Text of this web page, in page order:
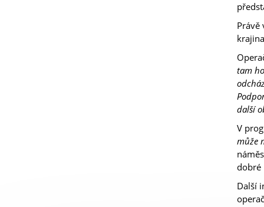
Právě
tam
další
V
může
dobré
Další